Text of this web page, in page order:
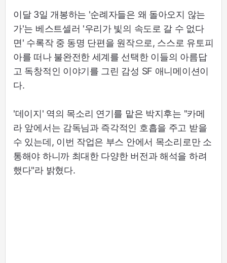
이달 3일 개봉하는 '순례자들은 왜 돌아오지 않는
가'는 베스트셀러 '우리가 빛의 속도로 갈 수 없다
면' 수록작 중 동명 단편을 원작으로, 스스로 유토피
아를 떠나 불완전한 세계를 선택한 이들의 아름답
고 독창적인 이야기를 그린 감성 SF 애니메이션이
다.
'데이지' 역의 목소리 연기를 맡은 박지후는 "카메
라 앞에서는 감독님과 즉각적인 호흡을 주고 받을
수 있는데, 이번 작업은 부스 안에서 목소리로만 소
통해야 하니까 최대한 다양한 버전과 해석을 하려
했다"라 밝혔다.